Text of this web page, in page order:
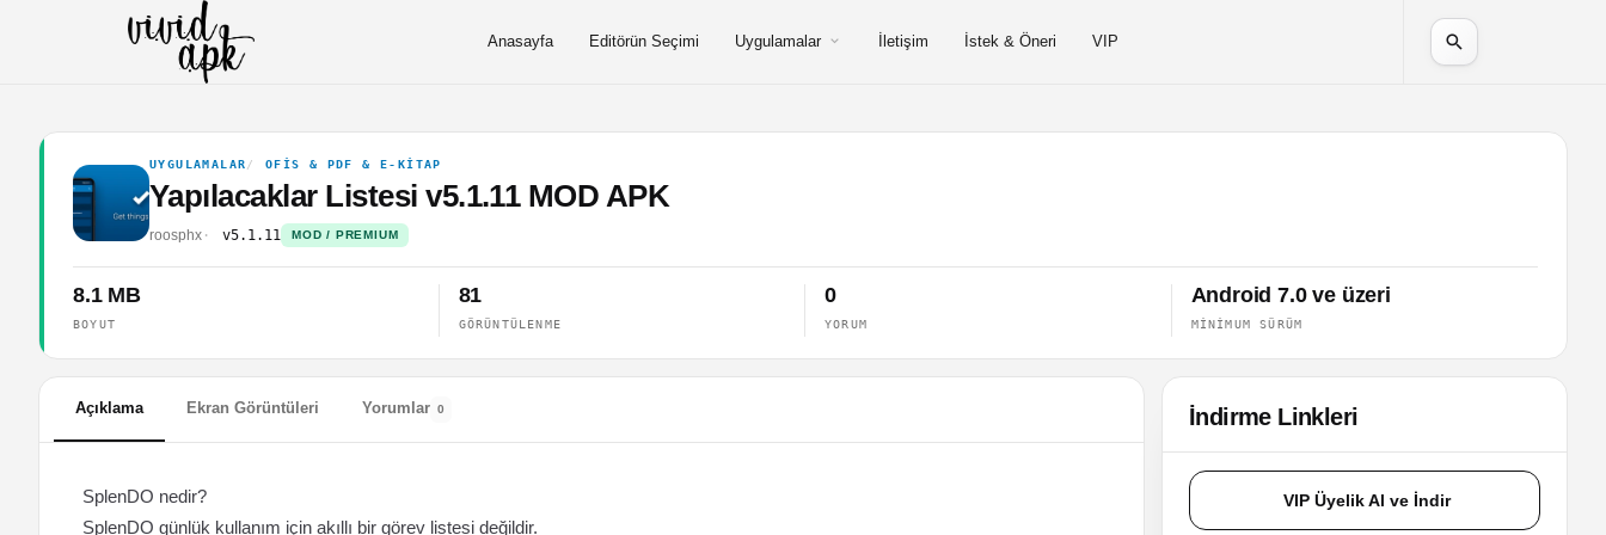
Anasayfa Editörün Seçimi Uygulamalar İletişim İstek & Öneri VIP
UYGULAMALAR OFIS & PDF & E-KITAP
Yapılacaklar Listesi v5.1.11 MOD APK
roosphx v5.1.11 MOD / PREMIUM
8.1 MB
BOYUT
81
GÖRÜNTÜLENME
0
YORUM
Android 7.0 ve üzeri
MINIMUM SÜRÜM
Açıklama Ekran Görüntüleri Yorumlar 0
SplenDO nedir?
SplenDO günlük kullanım için akıllı bir görev listesi değildir.
İndirme Linkleri
VIP Üyelik Al ve İndir